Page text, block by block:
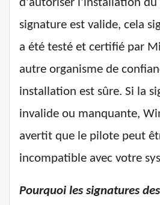
signature est valide, cela
a été testé et certifié par
autre organisme de
installation est sûre. Si la
invalide ou manquante,
avertit que le pilote peut
incompatible avec votre
Pourquoi les signatures